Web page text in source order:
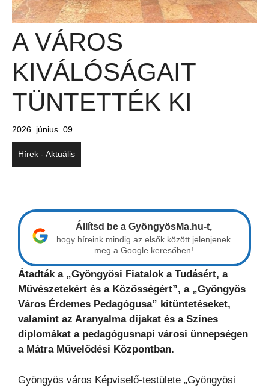
A VÁROS
KIVÁLÓSÁGAIT
TÜNTETTÉK KI
2026. június. 09.
Hírek - Aktuális
Állítsd be a GyöngyösMa.hu-t,
hogy híreink mindig az elsők között jelenjenek
meg a Google keresőben!
Átadták a „Gyöngyösi Fiatalok a Tudásért, a
Művészetekért és a Közösségért”, a „Gyöngyös
Város Érdemes Pedagógusa” kitüntetéseket,
valamint az Aranyalma díjakat és a Színes
diplomákat a pedagógusnapi városi ünnepségen
a Mátra Művelődési Központban.
Gyöngyös város Képviselő-testülete „Gyöngyösi